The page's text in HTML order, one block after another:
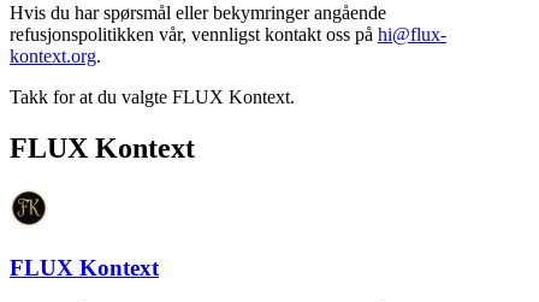
Hvis du har spørsmål eller bekymringer angående
refusjonspolitikken vår, vennligst kontakt oss på hi@flux-
kontext.org.
Takk for at du valgte FLUX Kontext.
FLUX Kontext
FLUX Kontext